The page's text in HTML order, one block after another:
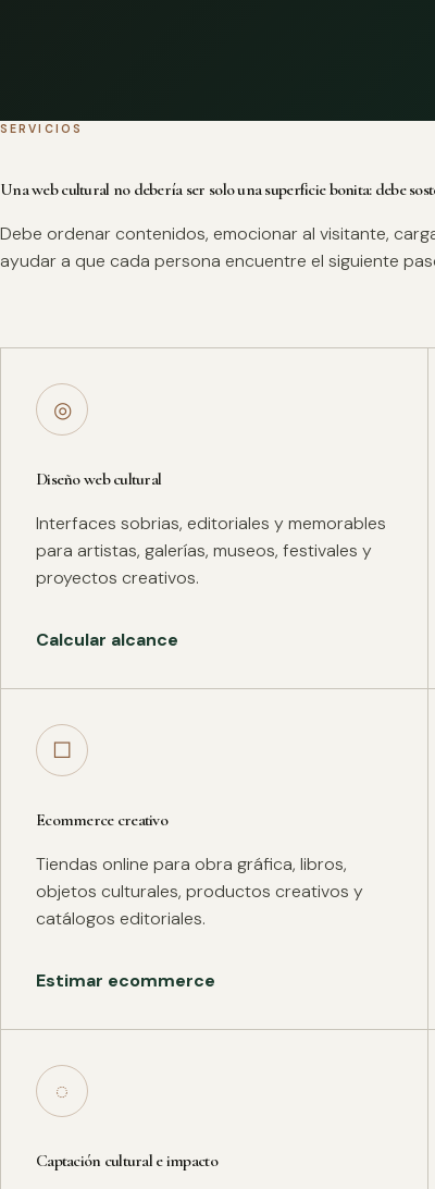
SERVICIOS
Una web cultural no debería ser solo una superficie bonita: debe
Debe ordenar contenidos, emocionar al visitante,
ayudar a que cada persona encuentre el siguiente
◎
Diseño web cultural
Interfaces sobrias, editoriales y memorables
para artistas, galerías, museos, festivales y
proyectos creativos.
Calcular alcance
□
Ecommerce creativo
Tiendas online para obra gráfica, libros,
objetos culturales, productos creativos y
catálogos editoriales.
Estimar ecommerce
◌
Captación cultural e impacto